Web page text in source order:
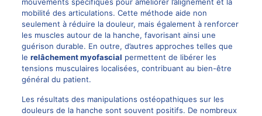
mouvements spécifiques pour améliorer l’alignement et la
mobilité des articulations. Cette méthode aide non
seulement à réduire la douleur, mais également à renforcer
les muscles autour de la hanche, favorisant ainsi une
guérison durable. En outre, d’autres approches telles que
le relâchement myofascial permettent de libérer les
tensions musculaires localisées, contribuant au bien-être
général du patient.
Les résultats des manipulations ostéopathiques sur les
douleurs de la hanche sont souvent positifs. De nombreux